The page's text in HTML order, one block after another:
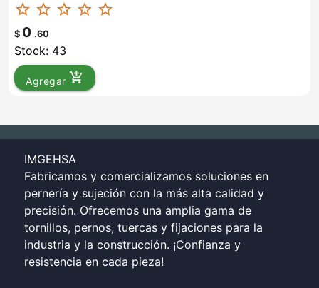
star_border star_border star_border star_border star_border
$ 0 .60
Stock: 43
Agregar add_shopping_cart
IMGEHSA
Fabricamos y comercializamos soluciones en
pernería y sujeción con la más alta calidad y
precisión. Ofrecemos una amplia gama de
tornillos, pernos, tuercas y fijaciones para la
industria y la construcción. ¡Confianza y
resistencia en cada pieza!